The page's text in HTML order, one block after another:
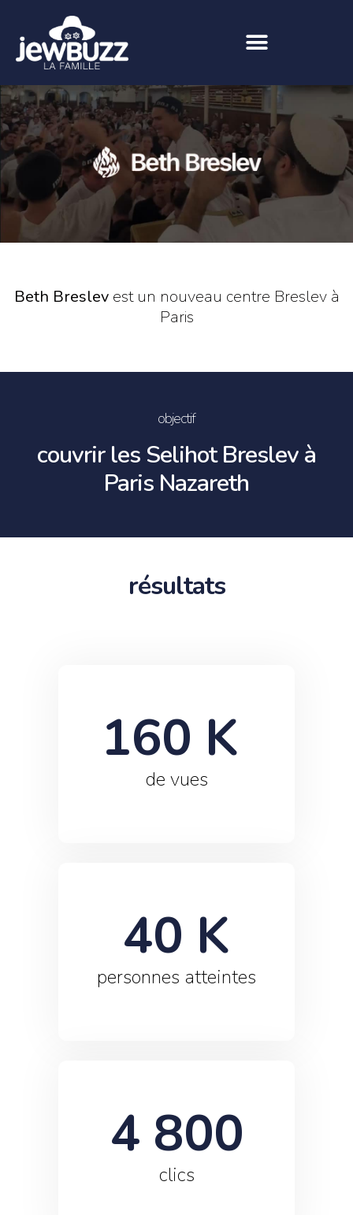
Beth Breslevest un nouveau centre Breslev à
Paris
objectif
couvrir les Selihot Breslev à
Paris Nazareth
résultats
de vues
160 K
personnes atteintes
40 K
clics
4 800